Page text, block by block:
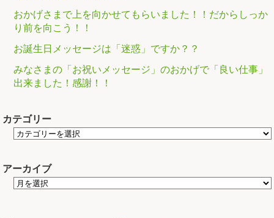
おかげさまで上を向かせてもらいました！！だからしっか
り前を向こう！！
お誕生日メッセージは「迷惑」ですか？？
みなさまの「お祝いメッセージ」のおかげで「良い仕事」
出来ました！感謝！！
カテゴリー
アーカイブ